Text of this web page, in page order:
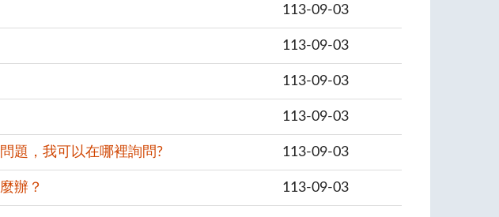
113-09-03
113-09-03
113-09-03
113-09-03
題，我可以在哪裡詢問? 113-09-03
辦？ 113-09-03